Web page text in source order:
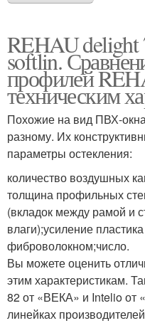
REHAU
softlin.
профилей
техническим
Похожие на вид ПВХ-
разному. Их
параметры остекления:
количество воздушных
толщина профильных
(вкладок между рамой и
влаги);усиление
фиброволокном;число.
Вы можете оценить
этим характеристикам.
82 от «ВЕКА» и Intelio
линейках